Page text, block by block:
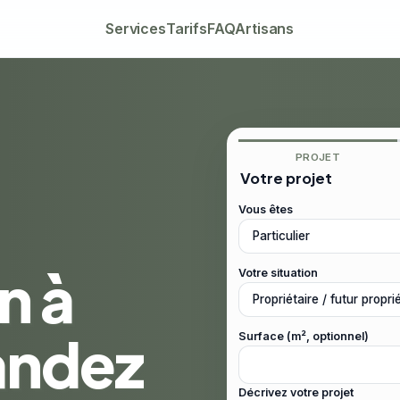
ServicesTarifsFAQArtisans
à
PROJET
Votre projet
Vous êtes
Votre situation
Surface (m², optionnel)
Décrivez votre projet